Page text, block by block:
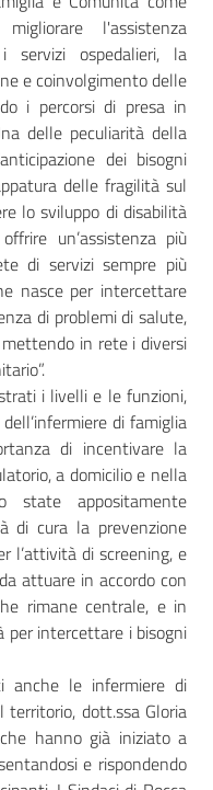
l'assistenza
ospedalieri, la
e coinvolgimento delle
i percorsi di presa in
delle peculiarità della
dei bisogni
delle fragilità sul
lo sviluppo di disabilità
un’assistenza più
di servizi sempre più
nasce per intercettare
di problemi di salute,
in rete i diversi
i livelli e le funzioni,
di famiglia
di incentivare la
a domicilio e nella
state appositamente
di cura la prevenzione
l’attività di screening, e
attuare in accordo con
rimane centrale, e in
intercettare i bisogni
le infermiere di
dott.ssa Gloria
hanno già iniziato a
e rispondendo